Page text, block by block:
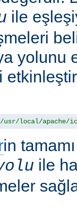
ile
yolunu
usr/local/apache/
in
ile